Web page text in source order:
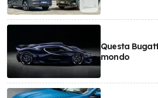
Questa
mondo